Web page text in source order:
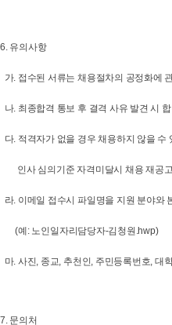
6. 유의사항
가. 접수된 서류는 채용절차의 공정화에
나. 최종합격 통보 후 결격 사유 발견 시
다. 적격자가 없을 경우 채용하지 않을 수
인사 심의기준 자격미달시 채용 재공고
라. 이메일 접수시 파일명을 지원 분야와
(예: 노인일자리담당자-김청원.hwp)
마. 사진, 종교, 추천인, 주민등록번호, 대
7. 문의처